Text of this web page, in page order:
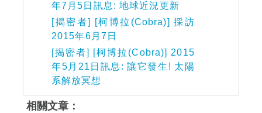
年7月5日訊息: 地球近況更新
[揭密者] [柯博拉(Cobra)] 採訪
2015年6月7日
[揭密者] [柯博拉(Cobra)] 2015
年5月21日訊息: 讓它發生! 太陽
系解放冥想
相關文章：